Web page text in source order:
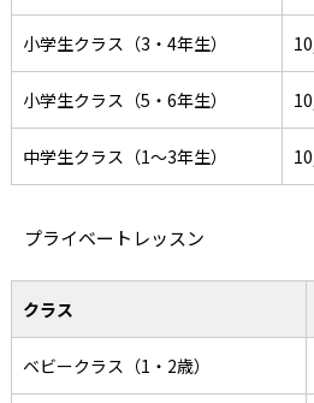
小学生クラス（3・4年生）
小学生クラス（5・6年生）
中学生クラス（1～3年生）
プライベートレッスン
クラス
ベビークラス（1・2歳）